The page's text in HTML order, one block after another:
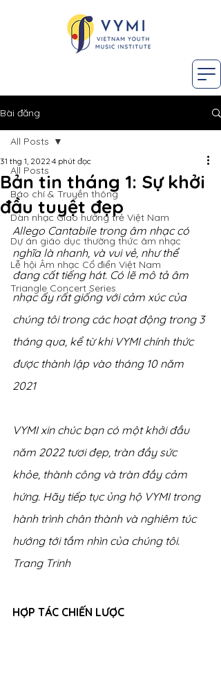
Bài đăng
All Posts
Báo chí & Truyền thông
Dàn nhạc Giao hưởng trẻ Việt Nam
Dự án giáo dục thường thức âm nhạc
Lễ hội Âm nhạc Cổ điển Việt Nam
Triangle Concert Series
All Posts
Bản tin tháng 1: Sự khởi
đầu tuyệt đẹp
31 thg 1, 2022 4 phút đọc
Allego Cantabile trong âm nhạc có
nghĩa là nhanh, và vui vẻ, như thể
đang cất tiếng hát. Có lẽ mô tả âm
nhạc ấy rất giống với cảm xúc của
chúng tôi trong các hoạt động trong 3
tháng qua, kể từ khi VYMI chính thức
được thành lập vào tháng 10 năm
2021
VYMI xin chúc bạn có một khởi đầu
năm 2022 tươi đẹp, tràn đầy sức
khỏe, thành công và tràn đầy cảm
hứng. Hãy tiếp tục ủng hộ VYMI trong
hành trình chân thành và nghiêm túc
hướng tới tầm nhìn của chúng tôi.
Trang Trinh
HỢP TÁC CHIẾN LƯỢC